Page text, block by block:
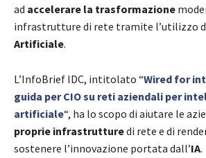
ad accelerare la trasformazione
infrastrutture di rete tramite l’utilizzo
Artificiale.
L’InfoBrief IDC, intitolato “Wired for
guida per CIO su reti aziendali per
artificiale“, ha lo scopo di aiutare le
proprie infrastrutturedi rete e di
sostenere l’innovazione portata dall’IA.